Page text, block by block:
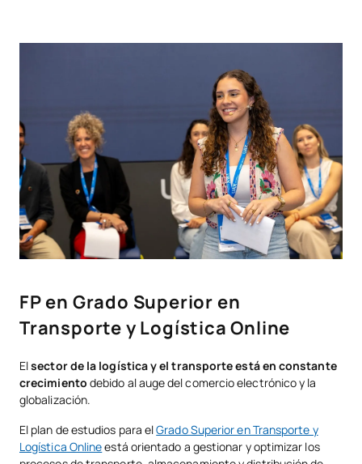
FP en Grado Superior en
Transporte y Logística Online
Elsector de la logística y el transporte está en constante
crecimiento debido al auge del comercio electrónico y la
globalización.
El plan de estudios para elGrado Superior en Transporte y
Logística Onlineestá orientado a gestionar y optimizar los